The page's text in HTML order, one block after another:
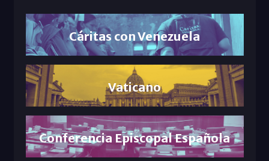
Cáritas con Venezuela
Vaticano
Conferencia Episcopal Española